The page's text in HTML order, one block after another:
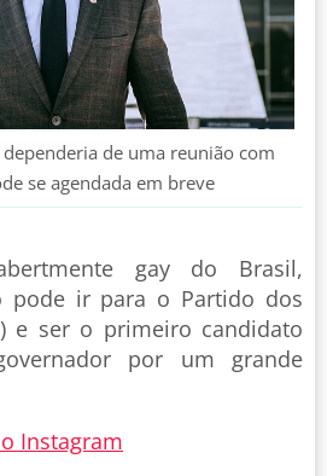
dependeria de uma reunião com
se agendada em breve
gay do Brasil,
pode ir para o Partido dos
e ser o primeiro candidato
por um grande
Instagram